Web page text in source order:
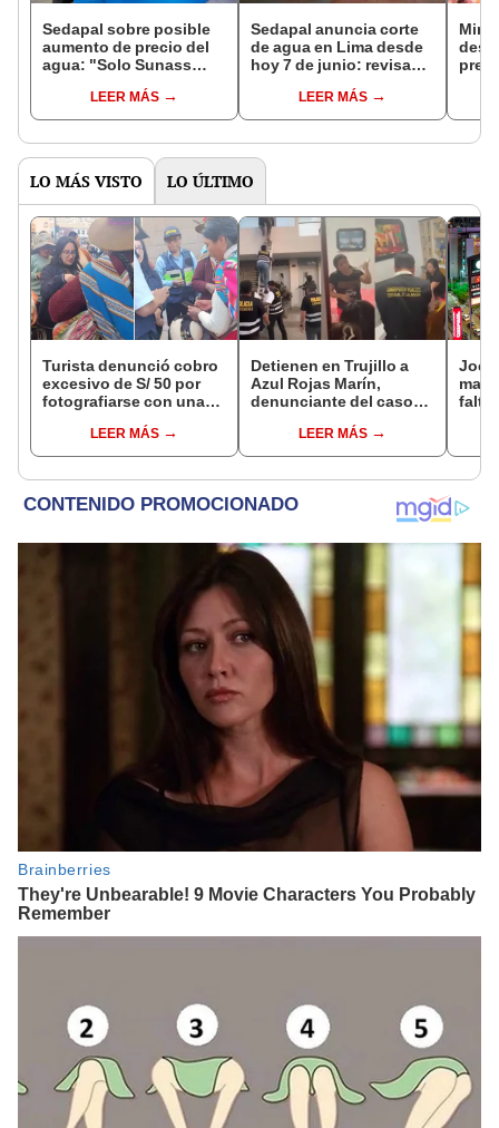
Sedapal sobre posible
aumento de precio del
agua: "Solo Sunass
LEER MÁS
Sedapal anuncia corte
de agua en Lima desde
hoy 7 de junio: revisa
serán afectados
LEER MÁS
LO MÁS VISTO LO ÚLTIMO
Turista denunció cobro
excesivo de S/ 50 por
fotografiarse con una
Serenazgo recuperó el
dinero
LEER MÁS
Detienen en Trujillo a
Azul Rojas Marín,
denunciante del caso
policíasLEER MÁS
falta